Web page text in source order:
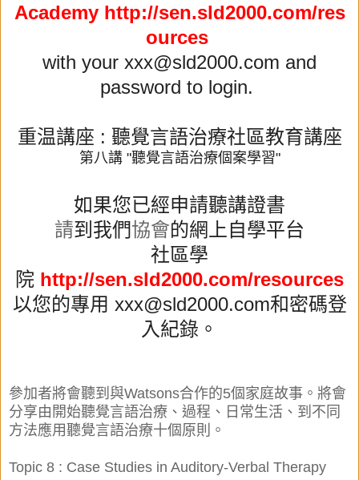
Academy http://sen.sld2000.com/res
ources
with your xxx@sld2000.com and
password to login.
重温講座 : 聽覺言語治療社區教育講座
第八講 "聽覺言語治療個案學習"
如果您已經申請聽講證書
請到我們協會的網上自學平台
社區學
院 http://sen.sld2000.com/resources
以您的專用 xxx@sld2000.com和密碼登
入紀錄 。
參加者將會聽到與Watsons合作的5個家庭故事。將會
分享由開始聽覺言語治療、過程、日常生活、到不同
方法應用聽覺言語治療十個原則。
Topic 8 : Case Studies in Auditory-Verbal Therapy